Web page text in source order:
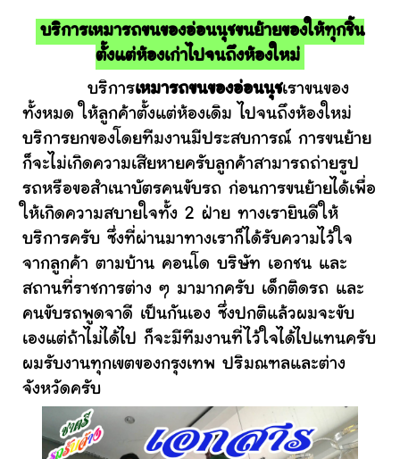
บริการเหมารถขนของอ่อนนุชขนย้ายของให้ทุกชิ้น
ตั้งแต่ห้องเก่าไปจนถึงห้องใหม่
บริการเหมารถขนของอ่อนนุชเราขนของ
ทั้งหมด ให้ลูกค้าตั้งแต่ห้องเดิม ไปจนถึงห้องใหม่
บริการยกของโดยทีมงานมีประสบการณ์ การขนย้าย
ก็จะไม่เกิดความเสียหายครับลูกค้าสามารถถ่ายรูป
รถหรือขอสำเนาบัตรคนขับรถ ก่อนการขนย้ายได้เพื่อ
ให้เกิดความสบายใจทั้ง 2 ฝ่าย ทางเรายินดีให้
บริการครับ ซึ่งที่ผ่านมาทางเราก็ได้รับความไว้ใจ
จากลูกค้า ตามบ้าน คอนโด บริษัท เอกชน และ
สถานที่ราชการต่าง ๆ มามากครับ เด็กติดรถ และ
คนขับรถพูดจาดี เป็นกันเอง ซึ่งปกติแล้วผมจะขับ
เองแต่ถ้าไม่ได้ไป ก็จะมีทีมงานที่ไว้ใจได้ไปแทนครับ
ผมรับงานทุกเขตของกรุงเทพ ปริมณฑลและต่าง
จังหวัดครับ